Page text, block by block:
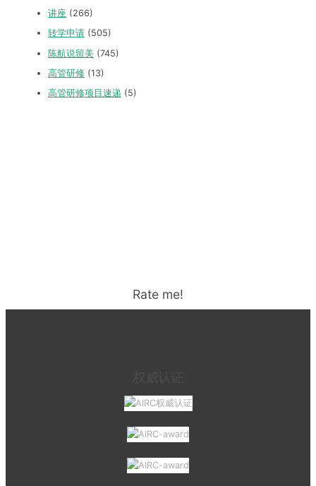
讲座 (266)
转学申请 (505)
陈航说留美 (745)
高管研修 (13)
高管研修项目速递 (5)
Rate me!